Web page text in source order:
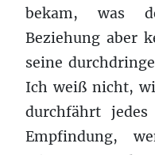
bekam, was
Beziehung aber
seine
Ich weiß nicht,
durchfährt
Empfindung,